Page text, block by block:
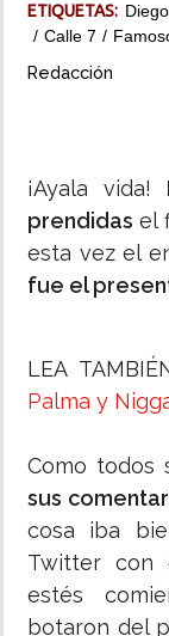
ETIQUETAS:
Calle 7
Redacción
¡Ayala vida!
prendidas el
esta vez el
fue el
LEA
Palma y
Como todos
sus
cosa iba
Twitter con
estés
botaron del